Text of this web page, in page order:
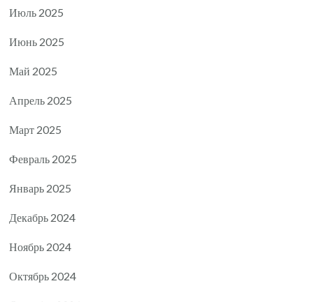
Июль 2025
Июнь 2025
Май 2025
Апрель 2025
Март 2025
Февраль 2025
Январь 2025
Декабрь 2024
Ноябрь 2024
Октябрь 2024